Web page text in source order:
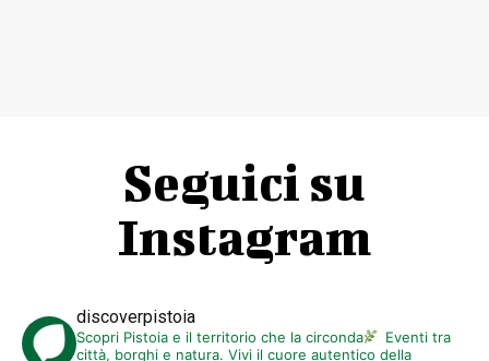
Seguici su
Instagram
discoverpistoia
Scopri Pistoia e il territorio che la circonda
Eventi tra
città, borghi e natura. Vivi il cuore autentico della